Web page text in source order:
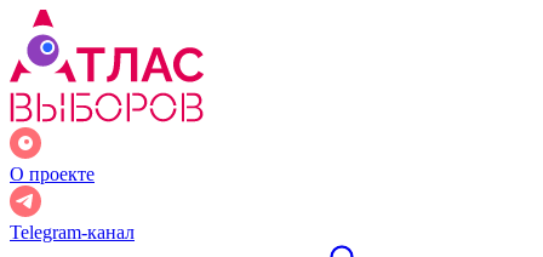
О проекте
Telegram-канал